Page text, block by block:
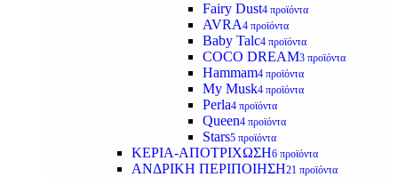
Fairy Dust4 προϊόντα
AVRA4 προϊόντα
Baby Talc4 προϊόντα
COCO DREAM3 προϊόντα
Hammam4 προϊόντα
My Musk4 προϊόντα
Perla4 προϊόντα
Queen4 προϊόντα
Stars5 προϊόντα
ΚΕΡΙΑ-ΑΠΟΤΡΙΧΩΣΗ6 προϊόντα
ΑΝΔΡΙΚΗ ΠΕΡΙΠΟΙΗΣΗ21 προϊόντα